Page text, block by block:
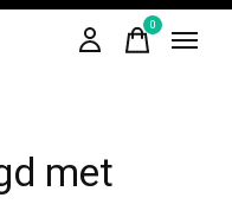
0items
met